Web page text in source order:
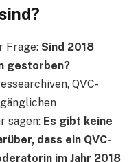
Frage: Sind 2018
gestorben?
QVC-
sagen: Es gibt keine
dass ein QVC-
im Jahr 2018